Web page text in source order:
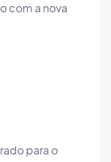
com a nova
para o